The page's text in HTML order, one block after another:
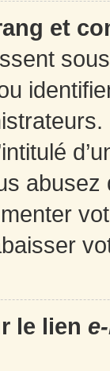
et
le lien